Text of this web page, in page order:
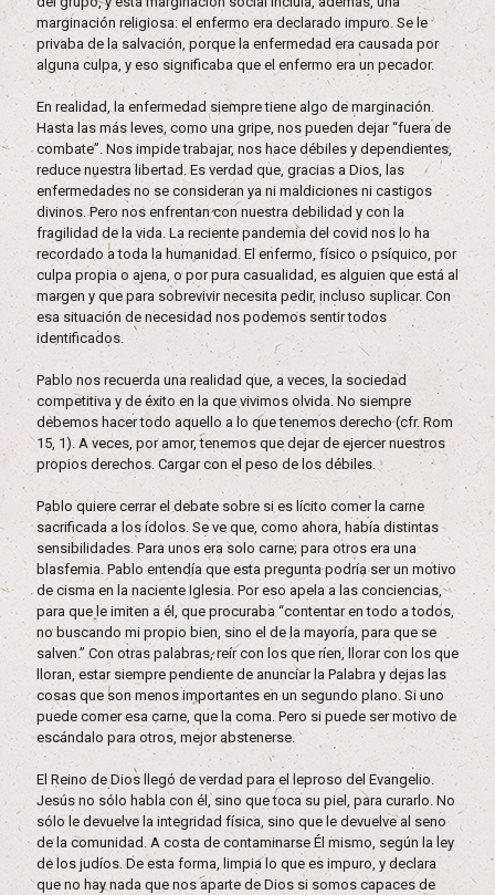
marginación religiosa: el enfermo era declarado impuro. Se le
privaba de la salvación, porque la enfermedad era causada por
alguna culpa, y eso significaba que el enfermo era un pecador.
En realidad, la enfermedad siempre tiene algo de marginación.
Hasta las más leves, como una gripe, nos pueden dejar “fuera de
combate”. Nos impide trabajar, nos hace débiles y dependientes,
reduce nuestra libertad. Es verdad que, gracias a Dios, las
enfermedades no se consideran ya ni maldiciones ni castigos
divinos. Pero nos enfrentan con nuestra debilidad y con la
fragilidad de la vida. La reciente pandemia del covid nos lo ha
recordado a toda la humanidad. El enfermo, físico o psíquico, por
culpa propia o ajena, o por pura casualidad, es alguien que está al
margen y que para sobrevivir necesita pedir, incluso suplicar. Con
esa situación de necesidad nos podemos sentir todos
identificados.
Pablo nos recuerda una realidad que, a veces, la sociedad
competitiva y de éxito en la que vivimos olvida. No siempre
debemos hacer todo aquello a lo que tenemos derecho (cfr. Rom
15, 1). A veces, por amor, tenemos que dejar de ejercer nuestros
propios derechos. Cargar con el peso de los débiles.
Pablo quiere cerrar el debate sobre si es lícito comer la carne
sacrificada a los ídolos. Se ve que, como ahora, había distintas
sensibilidades. Para unos era solo carne; para otros era una
blasfemia. Pablo entendía que esta pregunta podría ser un motivo
de cisma en la naciente Iglesia. Por eso apela a las conciencias,
para que le imiten a él, que procuraba “contentar en todo a todos,
no buscando mi propio bien, sino el de la mayoría, para que se
salven.” Con otras palabras, reír con los que ríen, llorar con los que
lloran, estar siempre pendiente de anunciar la Palabra y dejas las
cosas que son menos importantes en un segundo plano. Si uno
puede comer esa carne, que la coma. Pero si puede ser motivo de
escándalo para otros, mejor abstenerse.
El Reino de Dios llegó de verdad para el leproso del Evangelio.
Jesús no sólo habla con él, sino que toca su piel, para curarlo. No
sólo le devuelve la integridad física, sino que le devuelve al seno
de la comunidad. A costa de contaminarse Él mismo, según la ley
de los judíos. De esta forma, limpia lo que es impuro, y declara
que no hay nada que nos aparte de Dios si somos capaces de